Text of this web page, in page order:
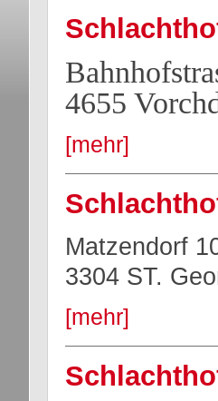
4655
[mehr]
Matzendorf
3304 ST.
[mehr]